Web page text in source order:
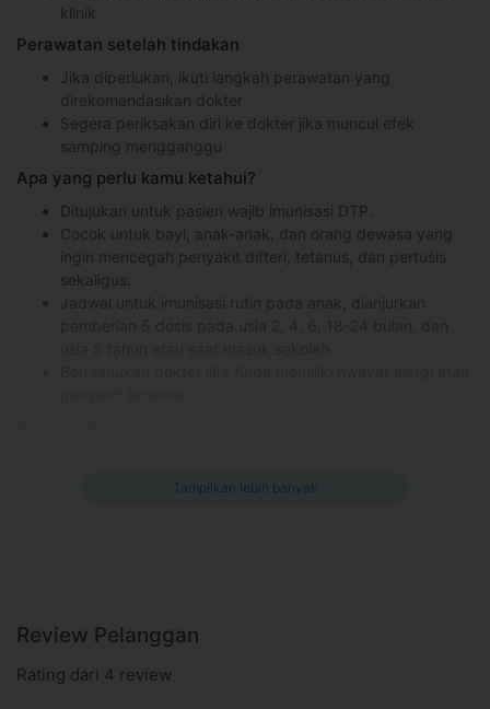
klinik
Perawatan setelah tindakan
Jika diperlukan, ikuti langkah perawatan yang
direkomendasikan dokter
Segera periksakan diri ke dokter jika muncul efek
samping mengganggu
Apa yang perlu kamu ketahui?
Ditujukan untuk pasien wajib imunisasi DTP.
Cocok untuk bayi, anak-anak, dan orang dewasa yang
ingin mencegah penyakit difteri, tetanus, dan pertusis
sekaligus.
Jadwal untuk imunisasi rutin pada anak, dianjurkan
Efek samping yang mungkin terjadi
Vaksinasi DTP adalah vaksinasi yang berisi toksoid difteria,
toksoid tetanus dan vaksin pertusis. Berfungsi untuk mencegah
penyakit akibat kuman
Tampilkan lebih banyak
Review Pelanggan
Rating dari 4 review